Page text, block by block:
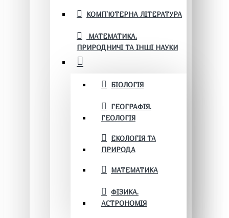
КОМП'ЮТЕРНА ЛІТЕРАТУРА
МАТЕМАТИКА.
ПРИРОДНИЧІ ТА ІНШІ НАУКИ
БІОЛОГІЯ
ГЕОГРАФІЯ.
ГЕОЛОГІЯ
ЕКОЛОГІЯ ТА
ПРИРОДА
МАТЕМАТИКА
ФІЗИКА.
АСТРОНОМІЯ